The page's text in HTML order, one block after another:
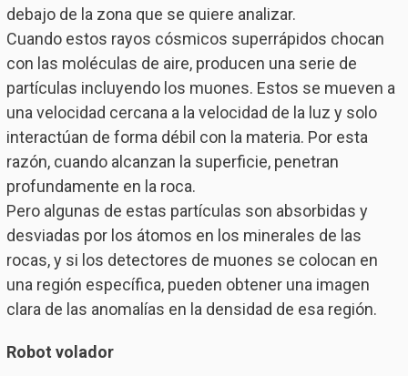
debajo de la zona que se quiere analizar.
Cuando estos rayos cósmicos superrápidos chocan
con las moléculas de aire, producen una serie de
partículas incluyendo los muones. Estos se mueven a
una velocidad cercana a la velocidad de la luz y solo
interactúan de forma débil con la materia. Por esta
razón, cuando alcanzan la superficie, penetran
profundamente en la roca.
Pero algunas de estas partículas son absorbidas y
desviadas por los átomos en los minerales de las
rocas, y si los detectores de muones se colocan en
una región específica, pueden obtener una imagen
clara de las anomalías en la densidad de esa región.
Robot volador